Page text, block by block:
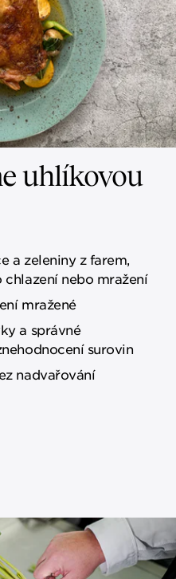
uhlíkovou
a zeleniny z farem,
nebo mražení
mražené
a správné
surovin
nadvařování